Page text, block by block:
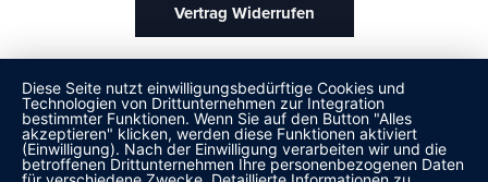
Vertrag Widerrufen
Diese Seite nutzt einwilligungsbedürftige Cookies und
Technologien von Drittunternehmen zur Integration
bestimmter Funktionen. Wenn Sie auf den Button "Alles
akzeptieren" klicken, werden diese Funktionen aktiviert
(Einwilligung). Nach der Einwilligung verarbeiten wir und die
betroffenen Drittunternehmen Ihre personenbezogenen Daten